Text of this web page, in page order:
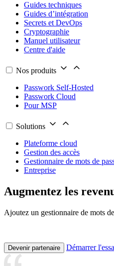
Guides techniques
Guides d’intégration
Secrets et DevOps
Cryptographie
Manuel utilisateur
Centre d'aide
Nos produits
Passwork Self-Hosted
Passwork Cloud
Pour MSP
Solutions
Plateforme cloud
Gestion des accès
Gestionnaire de mots de
Entreprise
Augmentez les
Ajoutez un gestionnaire de mots
Devenir partenaire Démarrer